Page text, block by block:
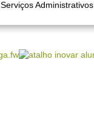
Serviços Administrativos